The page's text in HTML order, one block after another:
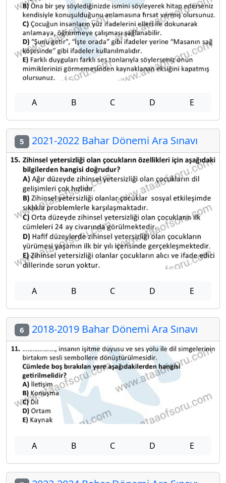
A B C D E
5 2021-2022 Bahar Dönemi Ara Sınavı
A B C D E
6 2018-2019 Bahar Dönemi Ara Sınavı
A B C D E